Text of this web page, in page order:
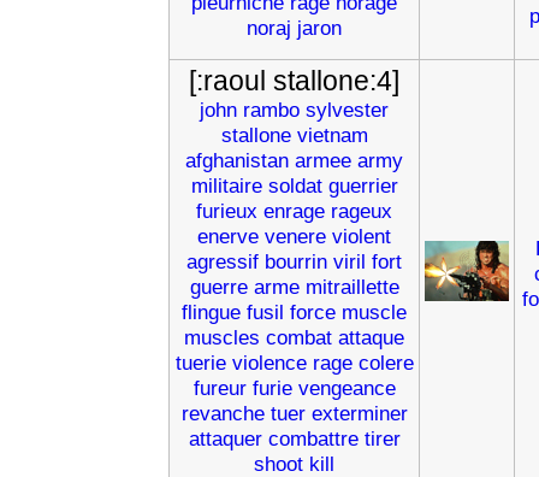
noraj jaron
[:raoul stallone:4]
john rambo sylvester
stallone vietnam
afghanistan armee army
militaire soldat guerrier
furieux enrage rageux
enerve venere violent
agressif bourrin viril fort
guerre arme mitraillette
flingue fusil force muscle
muscles combat attaque
tuerie violence rage colere
fureur furie vengeance
revanche tuer exterminer
attaquer combattre tirer
shoot kill